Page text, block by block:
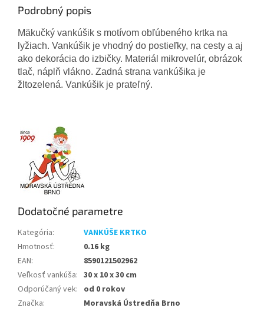
Podrobný popis
Mäkučký vankúšik s motívom obľúbeného krtka na
lyžiach. Vankúšik je vhodný do postieľky, na cesty a aj
ako dekorácia do izbičky. Materiál mikrovelúr, obrázok
tlač, náplň vlákno. Zadná strana vankúšika je
žltozelená. Vankúšik je prateľný.
Dodatočné parametre
Kategória:
VANKÚŠE KRTKO
Hmotnosť:
0.16 kg
EAN:
8590121502962
Veľkosť vankúša: 30 x 10 x 30 cm
Odporúčaný vek: od 0 rokov
Značka: Moravská Ústredňa Brno